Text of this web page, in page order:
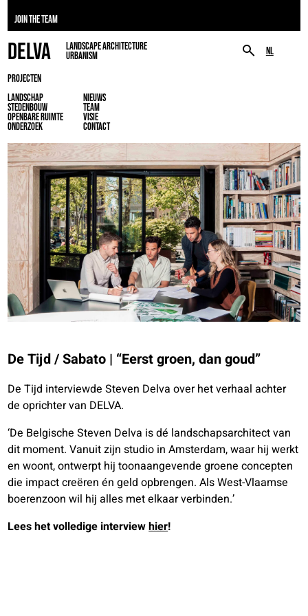
JOIN THE TEAM
NL
DELVA
LANDSCAPE ARCHITECTURE
URBANISM
PROJECTEN
LANDSCHAP
STEDENBOUW
OPENBARE RUIMTE
ONDERZOEK
NIEUWS
TEAM
VISIE
CONTACT
De Tijd / Sabato | “Eerst groen, dan goud”
De Tijd interviewde Steven Delva over het verhaal achter
de oprichter van DELVA.
‘De Belgische Steven Delva is dé landschapsarchitect van
dit moment. Vanuit zijn studio in Amsterdam, waar hij werkt
en woont, ontwerpt hij toonaangevende groene concepten
die impact creëren én geld opbrengen. Als West-Vlaamse
boerenzoon wil hij alles met elkaar verbinden.’
Lees het volledige interviewhier!